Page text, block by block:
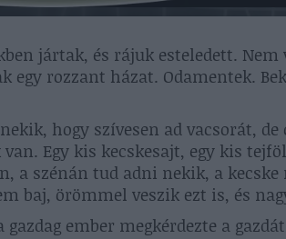
jártak, és rájuk esteledett.
egy rozzant házat. Odamentek.
hogy szívesen ad vacsorát, de
van. Egy kis kecskesajt, egy kis
a szénán tud adni nekik, a
baj, örömmel veszik ezt is, és
gazdag ember megkérdezte a